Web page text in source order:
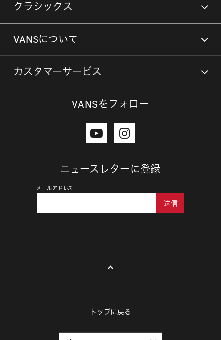
クラシックス
VANSについて
カスタマーサービス
VANSをフォロー
ニュースレターに登録
メールアドレス
送信
トップに戻る